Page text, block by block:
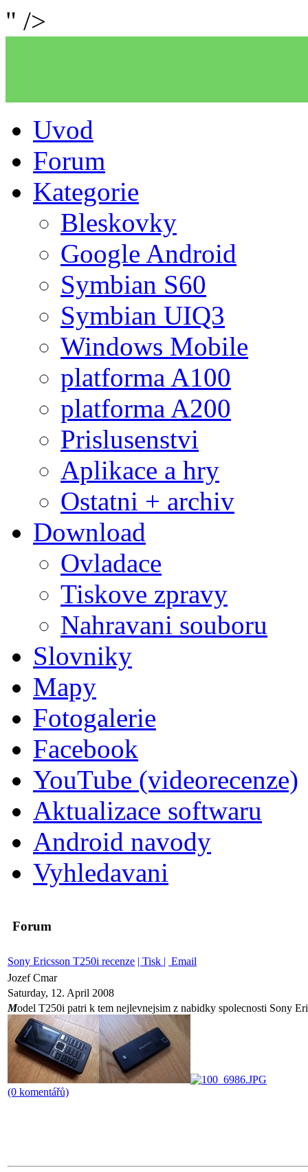
" />
Uvod
Forum
Kategorie
Bleskovky
Google Android
Symbian S60
Symbian UIQ3
Windows Mobile
platforma A100
platforma A200
Prislusenstvi
Aplikace a hry
Ostatni + archiv
Download
Ovladace
Tiskove zpravy
Nahravani souboru
Slovniky
Mapy
Fotogalerie
Facebook
YouTube (videorecenze)
Aktualizace softwaru
Android navody
Vyhledavani
Forum
Sony Ericsson T250i recenze | Tisk | Email
Jozef Cmar
Saturday, 12. April 2008
Model T250i patri k tem nejlevnejsim z nabidky spolecnosti Sony
(0 komentářů)